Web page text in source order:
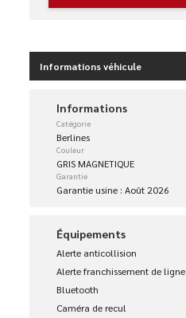
Informations véhicule
Informations
Catégorie
Berlines
Couleur
GRIS MAGNETIQUE
Garantie
Garantie usine : Août 2026
Équipements
Alerte anticollision
Alerte franchissement de ligne
Bluetooth
Caméra de recul